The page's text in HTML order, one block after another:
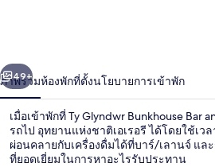
Cafe
-
โฮ
สเทล
า
ถัดไป
49+
ภาพรวมห้องพักที่ตั้งนโยบายการเข้าพัก
เมื่อเข้าพักที่ Ty Glyndwr Bunkhouse Bar
รถไป อุทยานแห่งชาติเอเรอรี ได้โดยใช้เว
ผ่อนคลายกับเครื่องดื่มได้ที่บาร์/เลานจ์ แ
ที่ยอดเยี่ยมในการหาอะไรรับประทาน